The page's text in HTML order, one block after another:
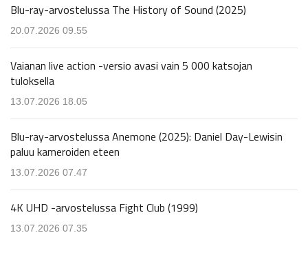
Blu-ray-arvostelussa The History of Sound (2025)
20.07.2026 09.55
Vaianan live action -versio avasi vain 5 000 katsojan
tuloksella
13.07.2026 18.05
Blu-ray-arvostelussa Anemone (2025): Daniel Day-Lewisin
paluu kameroiden eteen
13.07.2026 07.47
4K UHD -arvostelussa Fight Club (1999)
13.07.2026 07.35